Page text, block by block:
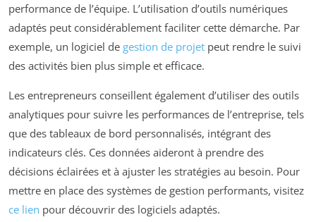
performance de l’équipe. L’utilisation d’outils numériques
adaptés peut considérablement faciliter cette démarche. Par
exemple, un logiciel de gestion de projet peut rendre le suivi
des activités bien plus simple et efficace.
Les entrepreneurs conseillent également d’utiliser des outils
analytiques pour suivre les performances de l’entreprise, tels
que des tableaux de bord personnalisés, intégrant des
indicateurs clés. Ces données aideront à prendre des
décisions éclairées et à ajuster les stratégies au besoin. Pour
mettre en place des systèmes de gestion performants, visitez
ce lien pour découvrir des logiciels adaptés.